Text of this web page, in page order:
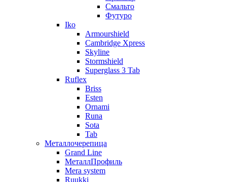
Смальто
Футуро
Iko
Armourshield
Cambridge Xpress
Skyline
Stormshield
Superglass 3 Tab
Ruflex
Briss
Esten
Ornami
Runa
Sota
Tab
Металлочерепица
Grand Line
МеталлПрофиль
Mera system
Ruukki